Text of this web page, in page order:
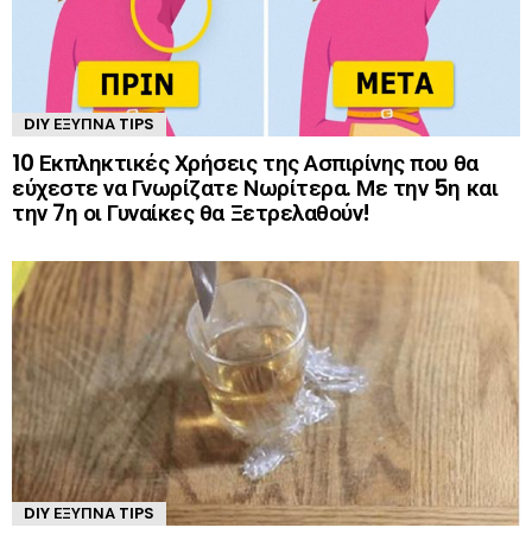
DIY ΈΞΥΠΝΑ TIPS
10 Εκπληκτικές Χρήσεις της Ασπιρίνης που θα
εύχεστε να Γνωρίζατε Νωρίτερα. Με την 5η και
την 7η οι Γυναίκες θα Ξετρελαθούν!
DIY ΈΞΥΠΝΑ TIPS